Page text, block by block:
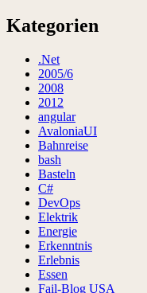
Kategorien
.Net
2005/6
2008
2012
angular
AvaloniaUI
Bahnreise
bash
Basteln
C#
DevOps
Elektrik
Energie
Erkenntnis
Erlebnis
Essen
Fail-Blog USA